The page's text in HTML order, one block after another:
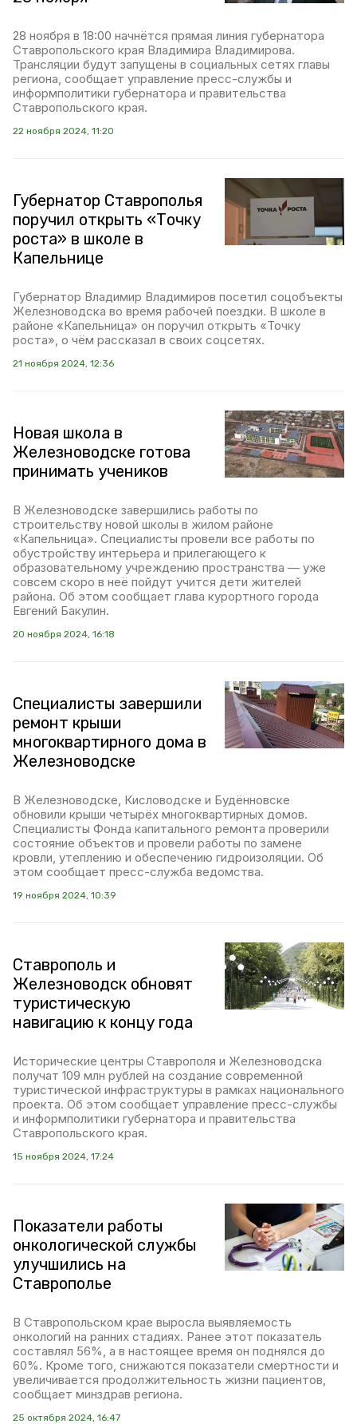
28 ноября в 18:00 начнётся прямая линия губернатора
Ставропольского края Владимира Владимирова.
Трансляции будут запущены в социальных сетях главы
региона, сообщает управление пресс-службы и
информполитики губернатора и правительства
Ставропольского края.
22 ноября 2024, 11:20
Губернатор Ставрополья
поручил открыть «Точку
роста» в школе в
Капельнице
Губернатор Владимир Владимиров посетил соцобъекты
Железноводска во время рабочей поездки. В школе в
районе «Капельница» он поручил открыть «Точку
роста», о чём рассказал в своих соцсетях.
21 ноября 2024, 12:36
Новая школа в
Железноводске готова
принимать учеников
В Железноводске завершились работы по
строительству новой школы в жилом районе
«Капельница». Специалисты провели все работы по
обустройству интерьера и прилегающего к
образовательному учреждению пространства — уже
совсем скоро в неё пойдут учится дети жителей
района. Об этом сообщает глава курортного города
Евгений Бакулин.
20 ноября 2024, 16:18
Специалисты завершили
ремонт крыши
многоквартирного дома в
Железноводске
В Железноводске, Кисловодске и Будённовске
обновили крыши четырёх многоквартирных домов.
Специалисты Фонда капитального ремонта проверили
состояние объектов и провели работы по замене
кровли, утеплению и обеспечению гидроизоляции. Об
этом сообщает пресс-служба ведомства.
19 ноября 2024, 10:39
Ставрополь и
Железноводск обновят
туристическую
навигацию к концу года
Исторические центры Ставрополя и Железноводска
получат 109 млн рублей на создание современной
туристической инфраструктуры в рамках национального
проекта. Об этом сообщает управление пресс-службы
и информполитики губернатора и правительства
Ставропольского края.
15 ноября 2024, 17:24
Показатели работы
онкологической службы
улучшились на
Ставрополье
В Ставропольском крае выросла выявляемость
онкологий на ранних стадиях. Ранее этот показатель
составлял 56%, а в настоящее время он поднялся до
60%. Кроме того, снижаются показатели смертности и
увеличивается продолжительность жизни пациентов,
сообщает минздрав региона.
25 октября 2024, 16:47